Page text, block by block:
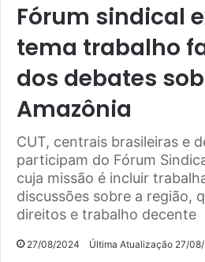
Fórum sindical
tema trabalho
dos debates
Amazônia
CUT, centrais brasileiras e
participam do Fórum
cuja missão é incluir
discussões sobre a região,
direitos e trabalho decente
27/08/2024 Última Atualização 27/